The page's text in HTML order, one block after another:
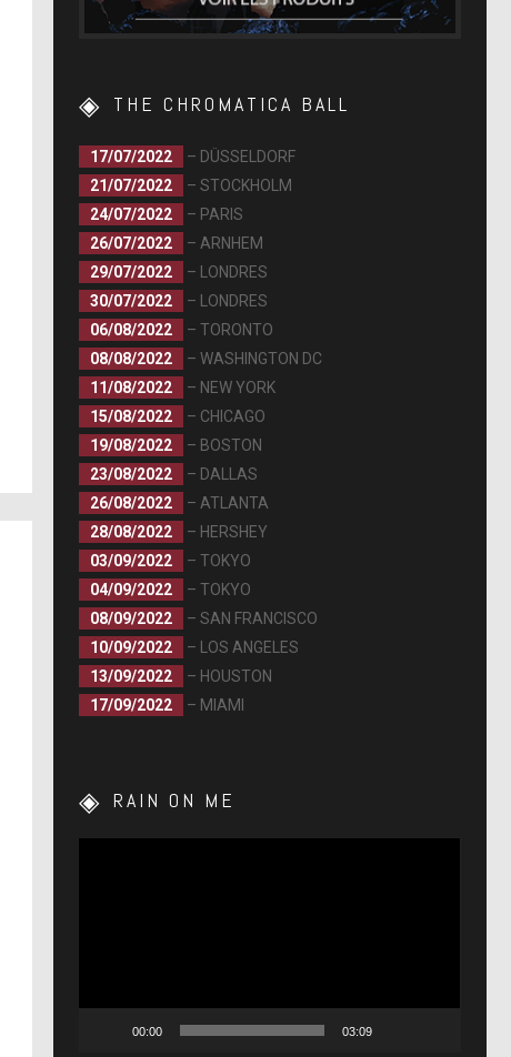
THE CHROMATICA BALL
17/07/2022
– DÜSSELDORF
21/07/2022
– STOCKHOLM
24/07/2022
– PARIS
26/07/2022
– ARNHEM
29/07/2022
– LONDRES
30/07/2022
– LONDRES
06/08/2022
– TORONTO
08/08/2022
– WASHINGTON DC
11/08/2022
– NEW YORK
15/08/2022
– CHICAGO
19/08/2022
– BOSTON
23/08/2022
– DALLAS
26/08/2022
– ATLANTA
28/08/2022
– HERSHEY
03/09/2022
– TOKYO
04/09/2022
– TOKYO
08/09/2022
– SAN FRANCISCO
10/09/2022
– LOS ANGELES
13/09/2022
– HOUSTON
17/09/2022
– MIAMI
RAIN ON ME
00:00 03:09